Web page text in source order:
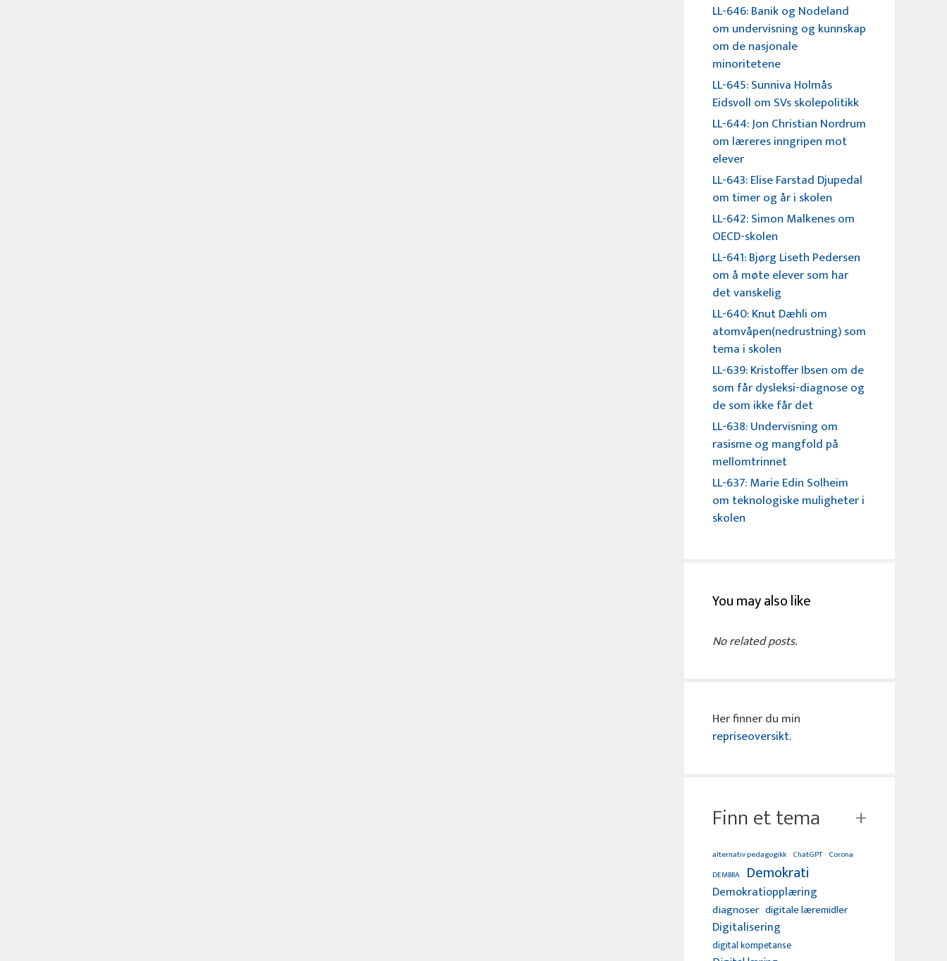
LL-646: Banik og Nodeland
om undervisning og kunnskap
om de nasjonale
minoritetene
LL-645: Sunniva Holmås
Eidsvoll om SVs skolepolitikk
LL-644: Jon Christian Nordrum
om læreres inngripen mot
elever
LL-643: Elise Farstad Djupedal
om timer og år i skolen
LL-642: Simon Malkenes om
OECD-skolen
LL-641: Bjørg Liseth Pedersen
om å møte elever som har
det vanskelig
LL-640: Knut Dæhli om
atomvåpen(nedrustning) som
tema i skolen
LL-639: Kristoffer Ibsen om de
som får dysleksi-diagnose og
de som ikke får det
LL-638: Undervisning om
rasisme og mangfold på
mellomtrinnet
LL-637: Marie Edin Solheim
om teknologiske muligheter i
skolen
You may also like
No related posts.
Her finner du min
repriseoversikt.
Finn et tema
alternativ pedagogikk ChatGPT Corona
DEMBRA Demokrati
Demokratiopplæring
diagnoser digitale læremidler
Digitalisering
digital kompetanse